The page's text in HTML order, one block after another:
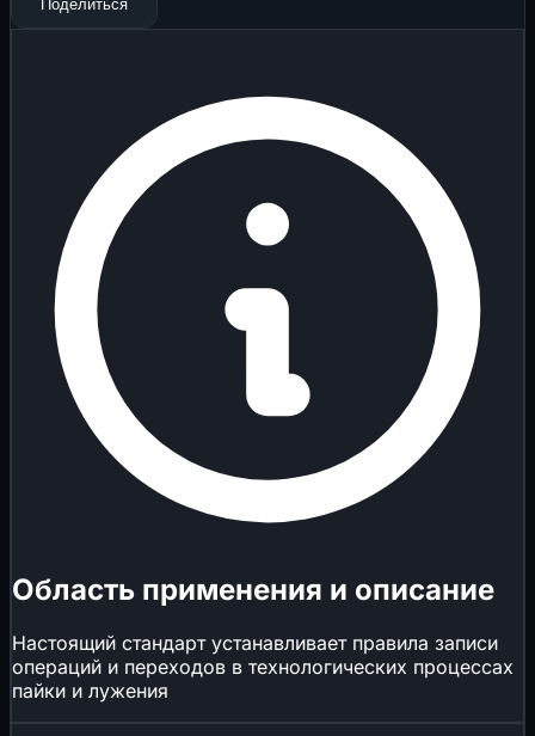
Поделиться
Область применения и описание
Настоящий стандарт устанавливает правила записи
операций и переходов в технологических процессах
пайки и лужения